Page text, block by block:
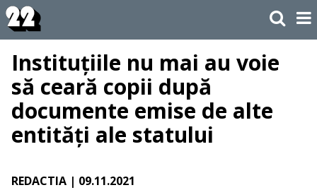
Instituțiile nu mai au voie
să ceară copii după
documente emise de alte
entități ale statului
REDACTIA | 09.11.2021